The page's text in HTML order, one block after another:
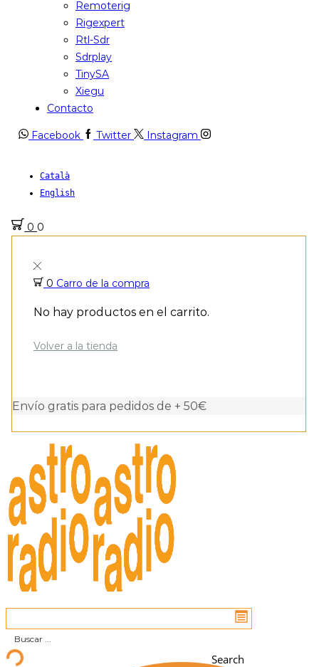
Remoterig
Rigexpert
Rtl-Sdr
Sdrplay
TinySA
Xiegu
Contacto
Facebook Twitter Instagram
Català
English
0 0
0 Carro de la compra
No hay productos en el carrito.
Volver a la tienda
Envío gratis para pedidos de + 50€
Search